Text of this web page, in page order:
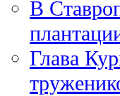
В
Глава